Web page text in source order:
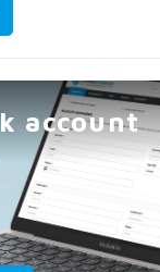
account